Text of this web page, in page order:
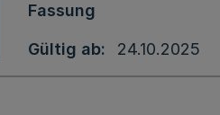
Fassung
Gültig ab 24.10.2025